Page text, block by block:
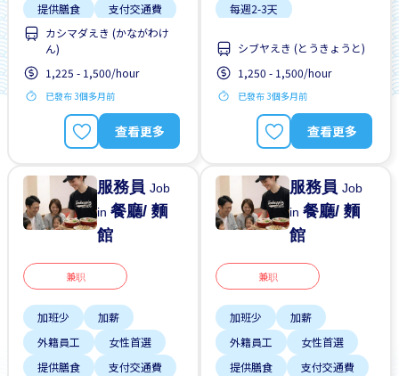
提供膳食
支付交通費
每週2-3天
無經驗要求
高收入潛能
カシマダえき (かながわけ
ん)
1,225 - 1,500/hour
已發布 3個多月前
查看更多
每週2-3天
シブヤえき (とうきょうと)
1,250 - 1,500/hour
已發布 3個多月前
查看更多
服務員Job
in餐廳/ 麵
館
兼职
加班少
加薪
外籍員工
女性首選
提供膳食
支付交通費
服務員Job
in餐廳/ 麵
館
兼职
加班少
加薪
外籍員工
女性首選
提供膳食
支付交通費